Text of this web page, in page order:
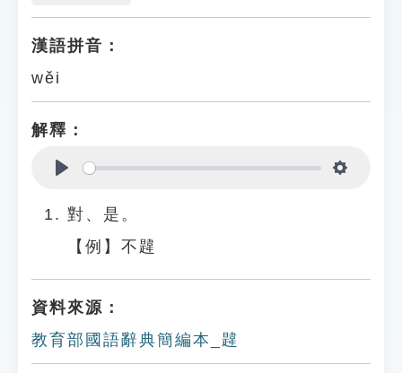
漢語拼音：
wěi
解釋：
對、是。
【例】不韙
資料來源：
教育部國語辭典簡編本_韙